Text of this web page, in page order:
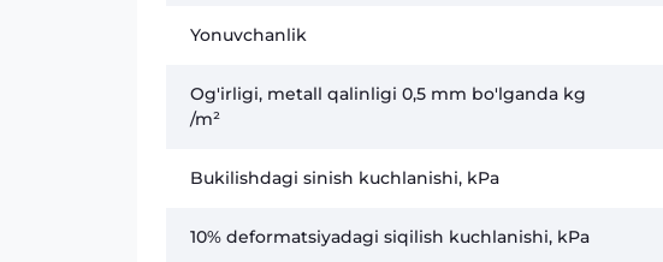
Yonuvchanlik
Og'irligi, metall qalinligi 0,5 mm bo'lganda kg
/m²
Bukilishdagi sinish kuchlanishi, kPa
10% deformatsiyadagi siqilish kuchlanishi, kPa